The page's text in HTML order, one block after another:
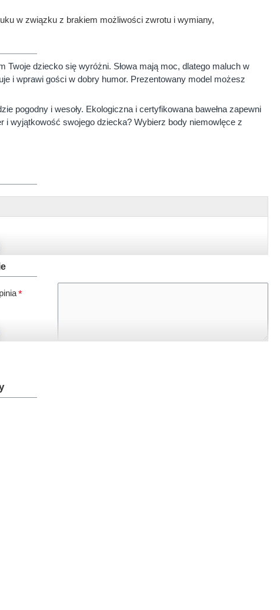
w związku z brakiem możliwości zwrotu i wymiany,
Twoje dziecko się wyróżni. Słowa mają moc, dlatego maluch w
i wprawi gości w dobry humor. Prezentowany model możesz
pogodny i wesoły. Ekologiczna i certyfikowana bawełna zapewni
wyjątkowość swojego dziecka? Wybierz body niemowlęce z
czarny